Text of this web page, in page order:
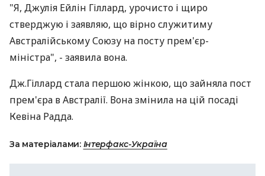
"Я, Джулія Ейлін Гіллард, урочисто і щиро
стверджую і заявляю, що вірно служитиму
Австралійському Союзу на посту прем'єр-
міністра", - заявила вона.
Дж.Гіллард стала першою жінкою, що зайняла пост
прем'єра в Австралії. Вона змінила на цій посаді
Кевіна Радда.
За матеріалами: Інтерфакс-Україна